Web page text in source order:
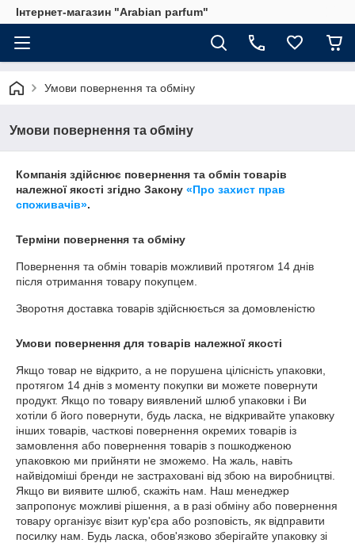
Інтернет-магазин "Arabian parfum"
Умови повернення та обміну
Умови повернення та обміну
Компанія здійснює повернення та обмін товарів
належної якості згідно Закону «Про захист прав
споживачів».
Терміни повернення та обміну
Повернення та обмін товарів можливий протягом 14 днів
після отримання товару покупцем.
Зворотня доставка товарів здійснюється за домовленістю
Умови повернення для товарів належної якості
Якщо товар не відкрито, а не порушена цілісність упаковки,
протягом 14 днів з моменту покупки ви можете повернути
продукт. Якщо по товару виявлений шлюб упаковки і Ви
хотіли б його повернути, будь ласка, не відкривайте упаковку
інших товарів, часткові повернення окремих товарів із
замовлення або повернення товарів з пошкодженою
упаковкою ми прийняти не зможемо. На жаль, навіть
найвідоміші бренди не застраховані від збою на виробництві.
Якщо ви виявите шлюб, скажіть нам. Наш менеджер
запропонує можливі рішення, а в разі обміну або повернення
товару організує візит кур'єра або розповість, як відправити
посилку нам. Будь ласка, обов'язково зберігайте упаковку зі